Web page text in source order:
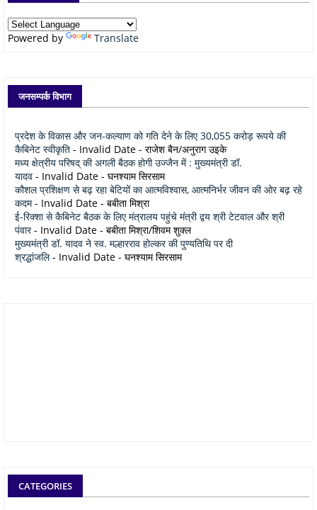
Powered by Translate
जनसम्पर्क विभाग
प्रदेश के विकास और जन-कल्याण को गति देने के लिए 30,055 करोड़ रूपये की
कैबिनेट स्वीकृति - Invalid Date - राजेश बैन/अनुराग उइके
मध्य क्षेत्रीय परिषद् की अगली बैठक होगी उज्जैन में : मुख्यमंत्री डॉ.
यादव - Invalid Date - घनश्याम सिरसाम
कौशल प्रशिक्षण से बढ़ रहा बेटियों का आत्मविश्वास, आत्मनिर्भर जीवन की ओर बढ़ रहे
कदम- Invalid Date - बबीता मिश्रा
ई-रिक्शा से कैबिनेट बैठक के लिए मंत्रालय पहुंचे मंत्री द्वय श्री टेटवाल और श्री
पंवार- Invalid Date - बबीता मिश्रा/शिवम शुक्ल
मुख्यमंत्री डॉ. यादव ने स्व. मल्हारराव होल्कर की पुण्यतिथि पर दी
श्रद्धांजलि- Invalid Date - घनश्याम सिरसाम
CATEGORIES